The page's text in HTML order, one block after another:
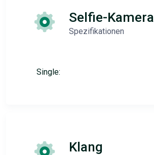
Selfie-Kamera
Spezifikationen
Single:
Klang